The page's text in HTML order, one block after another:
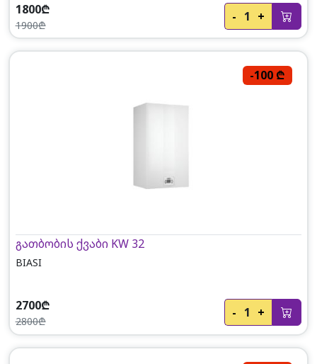
1800₾
1900₾
- 1 +
-100 ₾
გათბობის ქვაბი KW 32
BIASI
2700₾
2800₾
- 1 +